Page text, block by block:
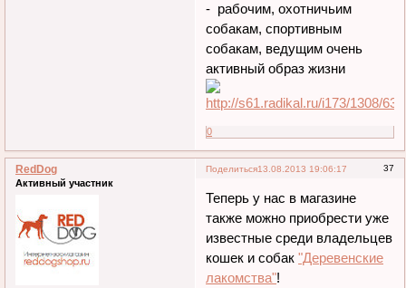
- рабочим, охотничьим
собакам, спортивным
собакам, ведущим очень
активный образ жизни
0
Поделиться 37
13.08.2013 19:06:17
RedDog
Активный участник
Теперь у нас в магазине
также можно приобрести уже
известные среди владельцев
кошек и собак"Деревенские
лакомства"!